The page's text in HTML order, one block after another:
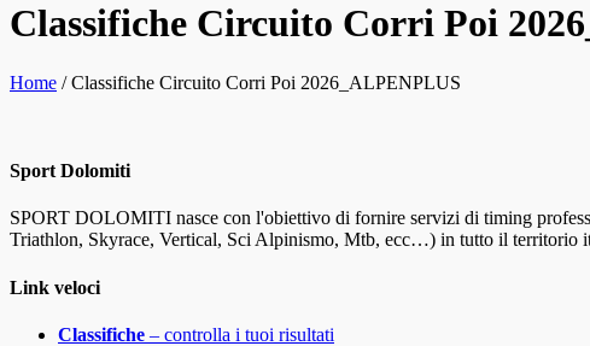
Classifiche Circuito Corri Poi
Home /Classifiche Circuito Corri Poi 2026_ALPENPLUS
Sport Dolomiti
SPORT DOLOMITI nasce con l'obiettivo di fornire servizi di timing
Triathlon, Skyrace, Vertical, Sci Alpinismo, Mtb, ecc…) in tutto il territorio
Link veloci
Classifiche – controlla i tuoi risultati